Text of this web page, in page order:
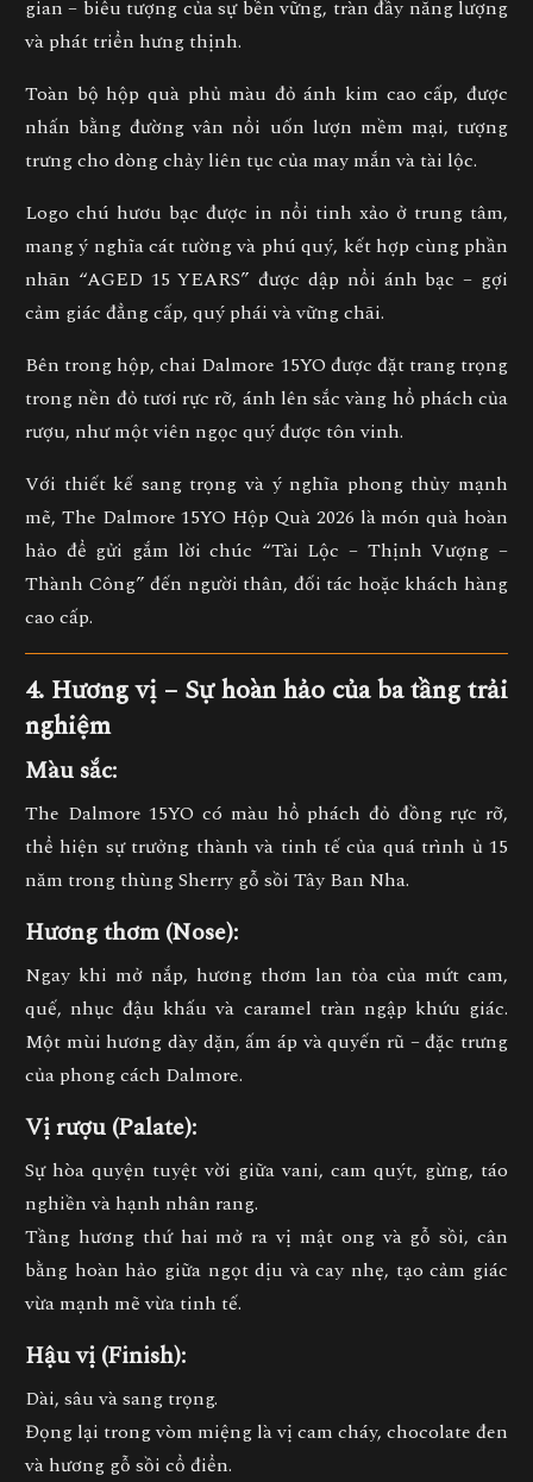
gian – biểu tượng của sự bền vững, tràn đầy năng lượng
và phát triển hưng thịnh.
Toàn bộ hộp quà phủmàu đỏ ánh kim cao cấp, được
nhấn bằngđường vân nổi uốn lượn mềm mại, tượng
trưng cho dòng chảy liên tục của may mắn và tài lộc.
Logo chú hươu bạc được in nổi tinh xảo ở trung tâm,
mang ý nghĩacát tường và phú quý, kết hợp cùng phần
nhãn “AGED 15 YEARS” được dập nổi ánh bạc – gợi
cảm giác đẳng cấp, quý phái và vững chãi.
Bên trong hộp, chai Dalmore 15YO được đặt trang trọng
trong nền đỏ tươi rực rỡ, ánh lên sắc vàng hổ phách của
rượu, như một viên ngọc quý được tôn vinh.
Với thiết kế sang trọng và ý nghĩa phong thủy mạnh
mẽ, The Dalmore 15YO Hộp Quà 2026 là món quà hoàn
hảo để gửi gắm lời chúc “Tài Lộc – Thịnh Vượng –
Thành Công” đến người thân, đối tác hoặc khách hàng
cao cấp.
4. Hương vị – Sự hoàn hảo của ba tầng trải
nghiệm
Màu sắc:
The Dalmore 15YO có màu hổ phách đỏ đồng rực rỡ,
thể hiện sự trưởng thành và tinh tế của quá trình ủ 15
năm trong thùng Sherry gỗ sồi Tây Ban Nha.
Hương thơm (Nose):
Ngay khi mở nắp, hương thơm lan tỏa của mứt cam,
quế, nhục đậu khấu và caramel tràn ngập khứu giác.
Một mùi hương dày dặn, ấm áp và quyến rũ – đặc trưng
của phong cách Dalmore.
Vị rượu (Palate):
Sự hòa quyện tuyệt vời giữavani, cam quýt, gừng, táo
nghiền và hạnh nhân rang.
Tầng hương thứ hai mở ra vị mật ong và gỗ sồi, cân
bằng hoàn hảo giữa ngọt dịu và cay nhẹ, tạo cảm giác
vừa mạnh mẽ vừa tinh tế.
Hậu vị (Finish):
Dài, sâu và sang trọng.
Đọng lại trong vòm miệng làvị cam cháy, chocolate đen
và hương gỗ sồi cổ điển.